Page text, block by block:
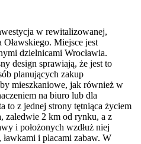
w rewitalizowanej,
Oławskiego. Miejsce jest
dzielnicami Wrocławia.
design sprawiają, że jest to
planujących zakup
mieszkaniowe, jak również w
na biuro lub dla
to z jednej strony tętniąca życiem
zaledwie 2 km od rynku, a z
i położonych wzdłuż niej
i placami zabaw. W